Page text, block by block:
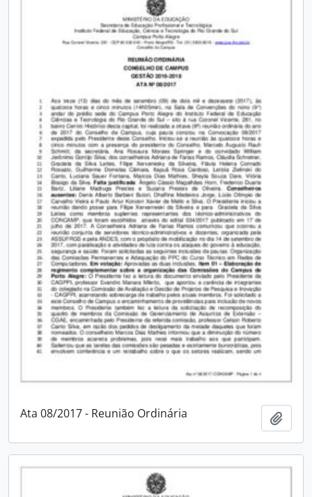
Ata 08/2017 - Reunião Ordinária